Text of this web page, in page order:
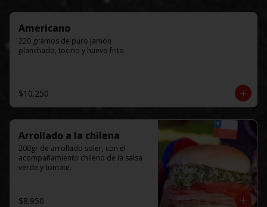
Americano
220 gramos de puro Jamón
planchado, tocino y huevo frito.
$10.250
Arrollado a la chilena
200gr de arrollado soler, con el
acompañamiento chileno de la salsa
verde y tomate.
$8.950